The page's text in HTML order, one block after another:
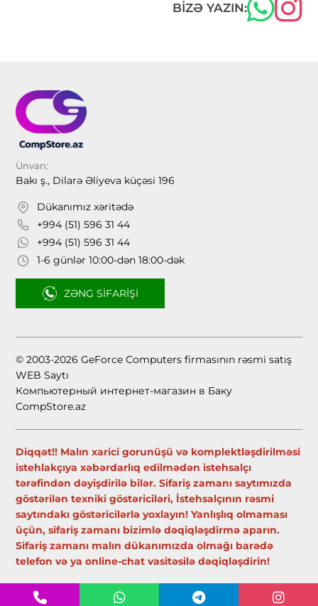
BIZƏ YAZIN:
Ünvan:
Bakı ş., Dilarə Əliyeva küçəsi 196
Dükanımız xəritədə
+994 (51) 596 31 44
+994 (51) 596 31 44
1-6 günlər 10:00-dən 18:00-dək
ZƏNG SIFARIŞI
© 2003-2026 GeForce Computers firmasının rəsmi satış
WEB Saytı
Компьютерный интернет-магазин в Баку
CompStore.az
Diqqət!! Malın xarici gorunüşü və komplektləşdirilməsi
istehlakçıya xəbərdarlıq edilmədən istehsalçı
tərəfindən dəyişdirilə bilər. Sifariş zamanı saytımızda
göstərilən texniki göstəriciləri, İstehsalçının rəsmi
saytındakı göstəricilərlə yoxlayın! Yanlışlıq olmaması
üçün, sifariş zamanı bizimlə dəqiqləşdirmə aparın.
Sifariş zamanı malın dükanımızda olmağı barədə
telefon və ya online-chat vasitəsilə dəqiqləşdirin!